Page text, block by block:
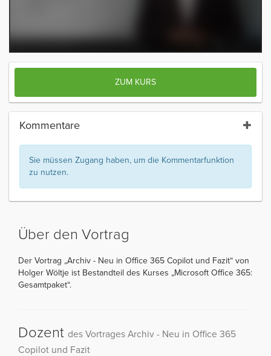
ZUM KURS
Kommentare
Sie müssen Zugang haben, um die Kommentarfunktion
zu nutzen.
Über den Vortrag
Der Vortrag „Archiv - Neu in Office 365 Copilot und Fazit“ von
Holger Wöltje ist Bestandteil des Kurses „Microsoft Office 365:
Gesamtpaket“.
Dozent des Vortrages Archiv - Neu in Office 365
Copilot und Fazit